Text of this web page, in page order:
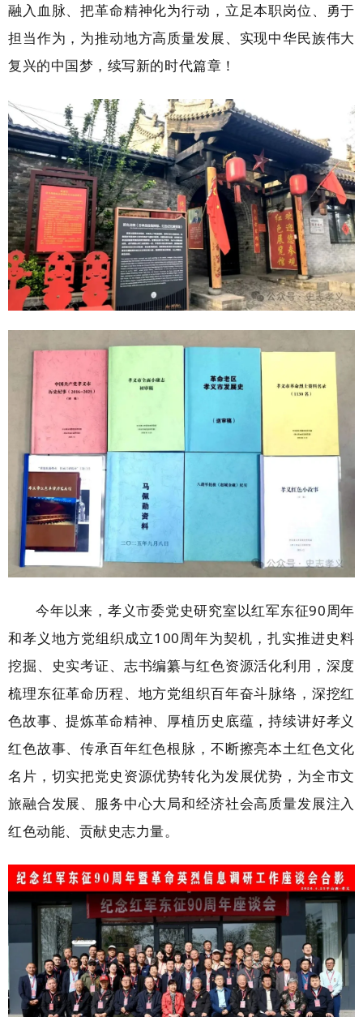
融入血脉、把革命精神化为行动，立足本职岗位、勇于
担当作为，为推动地方高质量发展、实现中华民族伟大
复兴的中国梦，续写新的时代篇章！
今年以来，孝义市委党史研究室以红军东征90周年
和孝义地方党组织成立100周年为契机，扎实推进史料
挖掘、史实考证、志书编纂与红色资源活化利用，深度
梳理东征革命历程、地方党组织百年奋斗脉络，深挖红
色故事、提炼革命精神、厚植历史底蕴，持续讲好孝义
红色故事、传承百年红色根脉，不断擦亮本土红色文化
名片，切实把党史资源优势转化为发展优势，为全市文
旅融合发展、服务中心大局和经济社会高质量发展注入
红色动能、贡献史志力量。